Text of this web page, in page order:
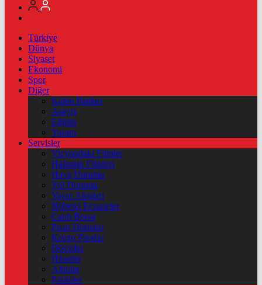
Türkiye
Dünya
Siyaset
Ekonomi
Spor
Diğer
Kamu İlanları
Asayiş
Eğitim
Yaşam
Servisler
Vizyondaki Filmler
Haftanin Filmleri
Hava Durumu
Yol Durumu
Yayın Akışları
Nöbetçi Eczaneler
Canlı Borsa
Puan Durumu
Kripto Paralar
Dövizler
Hisseler
Altınlar
Pariteler